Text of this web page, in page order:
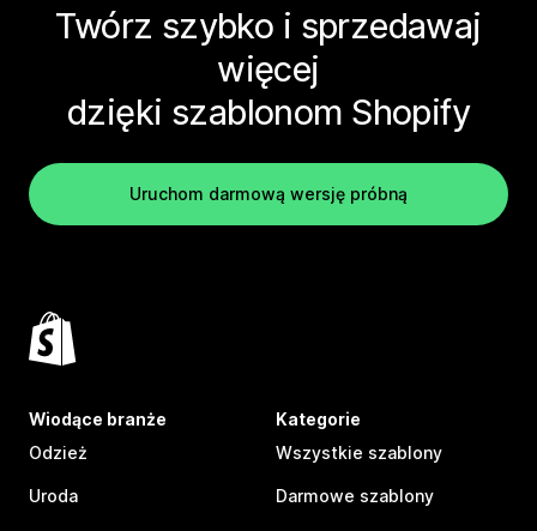
Twórz szybko i sprzedawaj
więcej
dzięki szablonom Shopify
Uruchom darmową wersję próbną
Wiodące branże
Odzież
Uroda
Kategorie
Wszystkie szablony
Darmowe szablony